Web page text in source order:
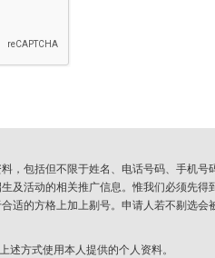
，包括但不限于姓名、电话号码、手机
及活动的相关推广信息。惟我们必须先
适的方格上加上剔号。申请人若不剔选
述方式使用本人提供的个人资料。